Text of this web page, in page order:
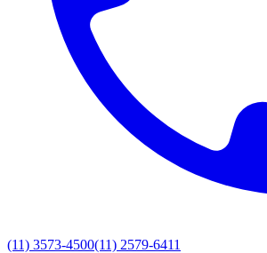
(11) 3573-4500(11) 2579-6411